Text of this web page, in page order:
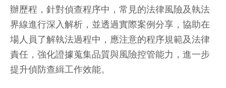
辦歷程，針對偵查程序中，常見的法律風險及執法
界線進行深入解析，並透過實際案例分享，協助在
場人員了解執法過程中，應注意的程序規範及法律
責任，強化證據蒐集品質與風險控管能力，進一步
提升偵防查緝工作效能。